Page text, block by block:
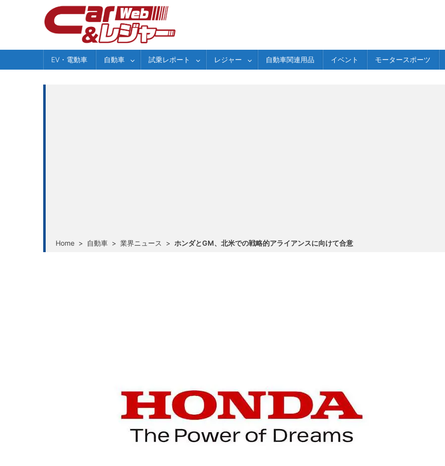
EV・電動車 自動車 試乗レポート レジャー 自動車関連用品 イベント モータースポーツ
Home > 自動車 > 業界ニュース > ホンダとGM、北米での戦略的アライアンスに向けて合意